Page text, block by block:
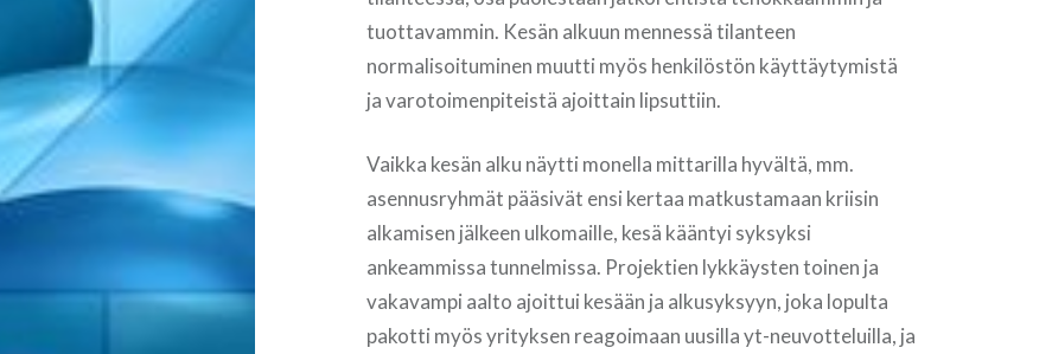
tuottavammin. Kesän alkuun mennessä tilanteen
normalisoituminen muutti myös henkilöstön käyttäytymistä
ja varotoimenpiteistä ajoittain lipsuttiin.
Vaikka kesän alku näytti monella mittarilla hyvältä, mm.
asennusryhmät pääsivät ensi kertaa matkustamaan kriisin
alkamisen jälkeen ulkomaille, kesä kääntyi syksyksi
ankeammissa tunnelmissa. Projektien lykkäysten toinen ja
vakavampi aalto ajoittui kesään ja alkusyksyyn, joka lopulta
pakotti myös yrityksen reagoimaan uusilla yt-neuvotteluilla, ja